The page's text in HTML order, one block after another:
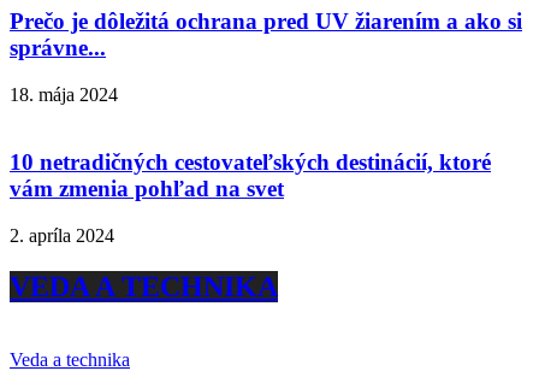
Prečo je dôležitá ochrana pred UV žiarením a ako si
správne...
18. mája 2024
10 netradičných cestovateľských destinácií, ktoré
vám zmenia pohľad na svet
2. apríla 2024
VEDA A TECHNIKA
Veda a technika